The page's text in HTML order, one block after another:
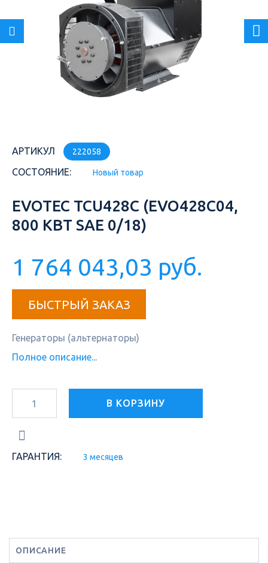
АРТИКУЛ 222058
СОСТОЯНИЕ: Новый товар
EVOTEC TCU428C (EVO428C04,
800 КВТ SAE 0/18)
1 764 043,03 руб.
БЫСТРЫЙ ЗАКАЗ
Генераторы (альтернаторы)
Полное описание...
В КОРЗИНУ
ГАРАНТИЯ: 3 месяцев
ОПИСАНИЕ